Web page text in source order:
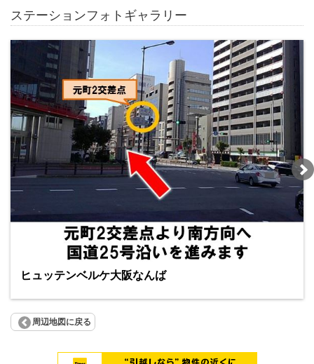
ステーションフォトギャラリー
ヒュッテンベルケ大阪なんば
周辺地図に戻る